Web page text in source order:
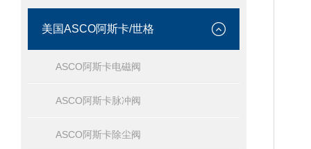
美国ASCO阿斯卡/世格
ASCO阿斯卡电磁阀
ASCO阿斯卡脉冲阀
ASCO阿斯卡除尘阀